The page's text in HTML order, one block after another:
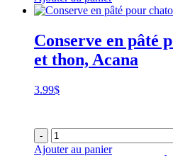
Conserve en pâté
et thon, Acana
3.99$
-
Ajouter au panier